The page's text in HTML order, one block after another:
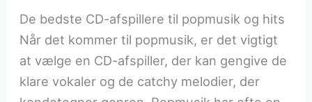
De bedste CD-afspillere til popmusik og hits
Når det kommer til popmusik, er det vigtigt
at vælge en CD-afspiller, der kan gengive de
klare vokaler og de catchy melodier, der